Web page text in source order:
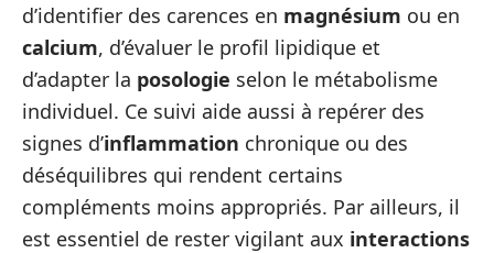
d’identifier des carences en magnésium ou en
calcium, d’évaluer le profil lipidique et
d’adapter la posologie selon le métabolisme
individuel. Ce suivi aide aussi à repérer des
signes d’inflammation chronique ou des
déséquilibres qui rendent certains
compléments moins appropriés. Par ailleurs, il
est essentiel de rester vigilant aux interactions